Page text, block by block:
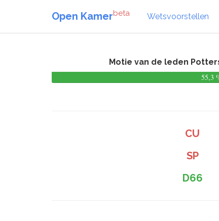
Open Kamerbeta Wetsvoorstellen
Motie van de leden
55,3
CU
SP
D66